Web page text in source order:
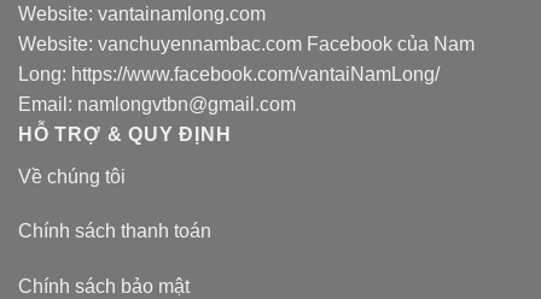
Website: vantainamlong.com
Website: vanchuyennambac.com Facebook của Nam
Long: https://www.facebook.com/vantaiNamLong/
Email: namlongvtbn@gmail.com
HỖ TRỢ & QUY ĐỊNH
Về chúng tôi
Chính sách thanh toán
Chính sách bảo mật